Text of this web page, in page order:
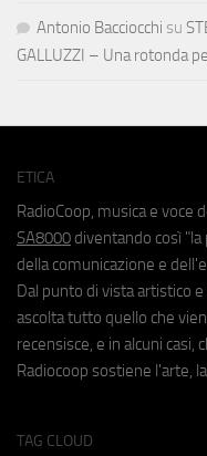
Antonio Bacciocchi su
GALLUZZI – Una rotonda
ETICA
RadioCoop, musica e voce
SA8000 diventando così
della comunicazione e
Dal punto di vista artistico
ascolta tutto quello che
recensisce, e in alcuni casi,
Radiocoop sostiene l'arte,
TAG CLOUD